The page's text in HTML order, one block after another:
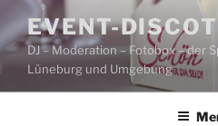
Inhalt
springen
EVENT-
DJ – Moderation – Fotobox – der
Lüneburg und Umgebung